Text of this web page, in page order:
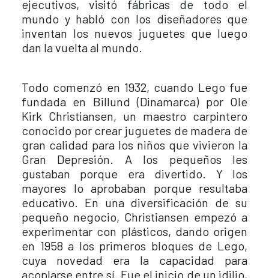
ejecutivos, visitó fábricas de todo el
mundo y habló con los diseñadores que
inventan los nuevos juguetes que luego
dan la vuelta al mundo.
Todo comenzó en 1932, cuando Lego fue
fundada en Billund (Dinamarca) por Ole
Kirk Christiansen, un maestro carpintero
conocido por crear juguetes de madera de
gran calidad para los niños que vivieron la
Gran Depresión. A los pequeños les
gustaban porque era divertido. Y los
mayores lo aprobaban porque resultaba
educativo. En una diversificación de su
pequeño negocio, Christiansen empezó a
experimentar con plásticos, dando origen
en 1958 a los primeros bloques de Lego,
cuya novedad era la capacidad para
acoplarse entre sí. Fue el inicio de un idilio,